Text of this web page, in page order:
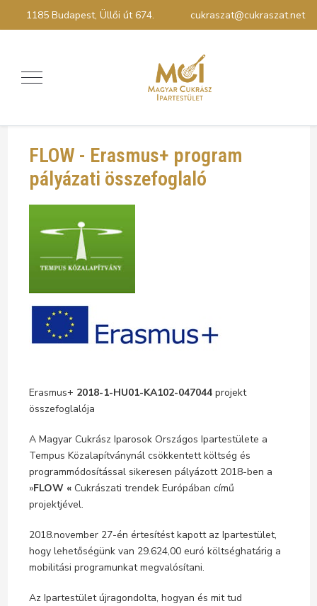
1185 Budapest, Üllői út 674. cukraszat@cukraszat.net
FLOW - Erasmus+ program
pályázati összefoglaló
Erasmus+ 2018-1-HU01-KA102-047044projekt
összefoglalója
A Magyar Cukrász Iparosok Országos Ipartestülete a
Tempus Közalapítványnál csökkentett költség és
programmódosítással sikeresen pályázott 2018-ben a
»FLOW «Cukrászati trendek Európában című
projektjével.
2018.november 27-én értesítést kapott az Ipartestület,
hogy lehetőségünk van 29.624,00 euró költséghatárig a
mobilitási programunkat megvalósítani.
Az Ipartestület újragondolta, hogyan és mit tud